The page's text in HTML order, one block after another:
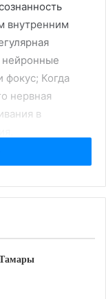
внутренним
нейронные
фокус; Когда
нервная
в
на
гормона
улучшается
и
для